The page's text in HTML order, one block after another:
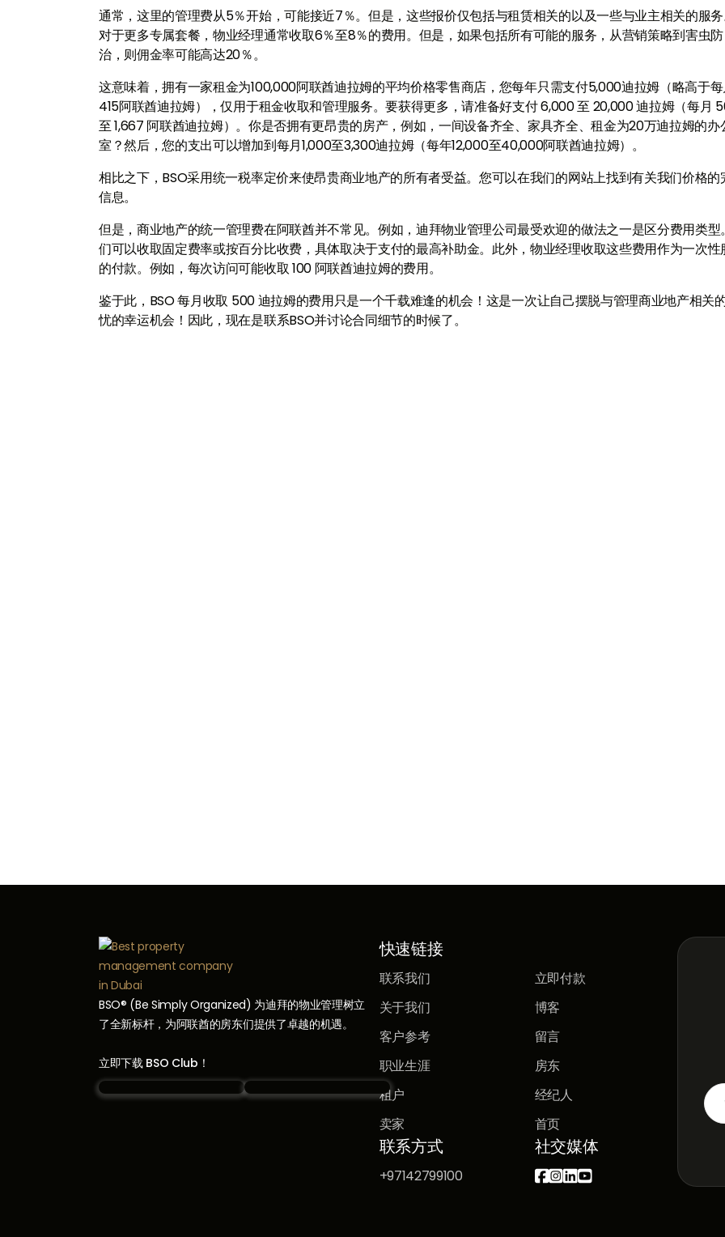
通常，这里的管理费从5％开始，可能接近7％。但是，这些报价仅包括与租赁相关的以及一些与业主相关的服务
对于更多专属套餐，物业经理通常收取6％至8％的费用。但是，如果包括所有可能的服务，从营销策略到害虫防
治，则佣金率可能高达20％。
这意味着，拥有一家租金为100,000阿联酋迪拉姆的平均价格零售商店，您每年只需支付5,000迪拉姆（略高于每
415阿联酋迪拉姆），仅用于租金收取和管理服务。要获得更多，请准备好支付 6,000 至 20,000 迪拉姆（每月
至 1,667 阿联酋迪拉姆）。你是否拥有更昂贵的房产，例如，一间设备齐全、家具齐全、租金为20万迪拉姆的办
室？然后，您的支出可以增加到每月1,000至3,300迪拉姆（每年12,000至40,000阿联酋迪拉姆）。
相比之下，BSO采用统一税率定价来使昂贵商业地产的所有者受益。您可以在我们的网站上找到有关我们价格的
信息。
但是，商业地产的统一管理费在阿联酋并不常见。例如，迪拜物业管理公司最受欢迎的做法之一是区分费用类型
们可以收取固定费率或按百分比收费，具体取决于支付的最高补助金。此外，物业经理收取这些费用作为一次性
的付款。例如，每次访问可能收取 100 阿联酋迪拉姆的费用。
鉴于此，BSO 每月收取 500 迪拉姆的费用只是一个千载难逢的机会！这是一次让自己摆脱与管理商业地产相关
忧的幸运机会！因此，现在是联系BSO并讨论合同细节的时候了。
BSO® (Be Simply Organized) 为迪拜的物业管理树立
了全新标杆，为阿联酋的房东们提供了卓越的机遇。
立即下载 BSO Club！
快速链接
联系我们
立即付款
关于我们
博客
客户参考
留言
职业生涯
房东
租户
经纪人
卖家
首页
联系方式
+97142799100
社交媒体
